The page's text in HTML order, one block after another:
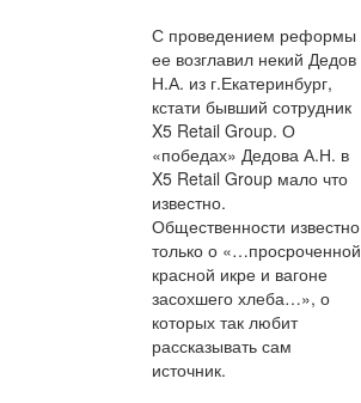
С проведением реформы
ее возглавил некий Дедов
Н.А. из г.Екатеринбург,
кстати бывший сотрудник
X5 Retail Group. О
«победах» Дедова А.Н. в
X5 Retail Group мало что
известно.
Общественности известно
только о «…просроченной
красной икре и вагоне
засохшего хлеба…», о
которых так любит
рассказывать сам
источник.